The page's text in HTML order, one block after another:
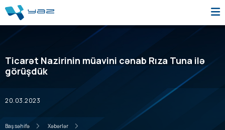
Ticarət Nazirinin müavini cənab Rıza Tuna ilə
görüşdük
20.03.2023
Baş səhifə Xəbərlər